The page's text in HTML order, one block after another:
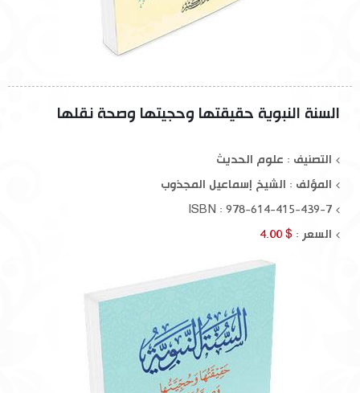
السنة النبوية حقيقتها وحجيتها وصحة نقلها
التصنيف : علوم الحديث
المؤلف : الشيخ إسماعيل المجذوب
ISBN : 978-614-415-439-7
السعر : $ 4.00